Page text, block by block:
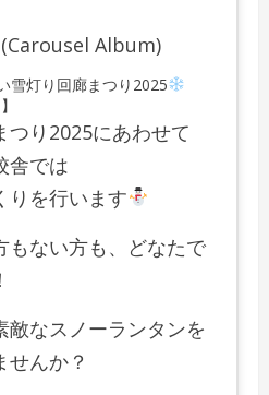
雪灯り回廊まつり2025
つり2025にあわせて
舎では
りを行います
もない方も、どなたで
敵なスノーランタンを
んか？